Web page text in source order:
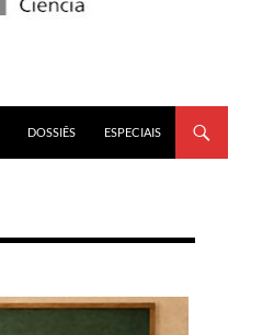
DOSSIÊS ESPECIAIS